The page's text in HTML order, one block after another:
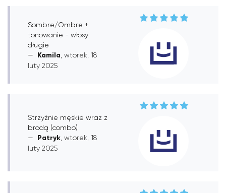
Sombre/Ombre +
tonowanie - włosy
długie
Kamila , wtorek, 18
luty 2025
Strzyżnie męskie wraz z
brodą (combo)
Patryk , wtorek, 18
luty 2025